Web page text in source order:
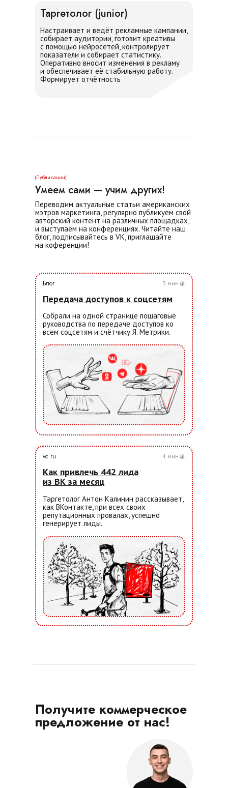
Настраивает и ведёт рекламные кампании,
собирает аудитории, готовит креативы
с помощью нейросетей, контролирует
показатели и собирает статистику.
Оперативно вносит изменения в рекламу
и обеспечивает её стабильную работу.
Формирует отчётность
Таргетолог (junior)
Умеем сами — учим других!
(Публикации)
Переводим актуальные статьи американских
мэтров маркетинга, регулярно публикуем свой
авторский контент на различных площадках,
и выступаем на конференциях. Читайте наш
блог, подписывайтесь в VK, приглашайте
на коференции!
Получите коммерческое
предложение от нас!
Передача доступов к соцсетям
Блог
Как привлечь 442 лида
из ВК за месяц
vc.ru
Таргетолог Антон Калинин рассказывает,
как ВКонтакте, при всех своих
репутационных провалах, успешно
генерирует лиды.
4 мин
Собрали на одной странице пошаговые
руководства по передаче доступов ко
всем соцсетям и счётчику Я. Метрики.
3 мин